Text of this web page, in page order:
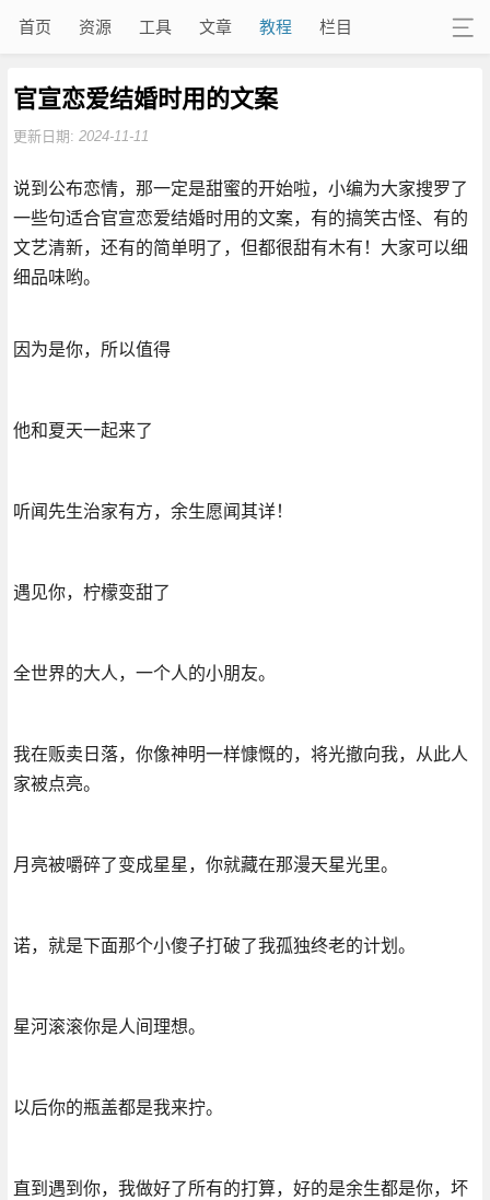
首页 资源 工具 文章 教程 栏目
官宣恋爱结婚时用的文案
更新日期: 2024-11-11
说到公布恋情，那一定是甜蜜的开始啦，小编为大家搜罗了
一些句适合官宣恋爱结婚时用的文案，有的搞笑古怪、有的
文艺清新，还有的简单明了，但都很甜有木有！大家可以细
细品味哟。
因为是你，所以值得
他和夏天一起来了
听闻先生治家有方，余生愿闻其详！
遇见你，柠檬变甜了
全世界的大人，一个人的小朋友。
我在贩卖日落，你像神明一样慷慨的，将光撤向我，从此人
家被点亮。
月亮被嚼碎了变成星星，你就藏在那漫天星光里。
诺，就是下面那个小傻子打破了我孤独终老的计划。
星河滚滚你是人间理想。
以后你的瓶盖都是我来拧。
直到遇到你，我做好了所有的打算，好的是余生都是你，坏